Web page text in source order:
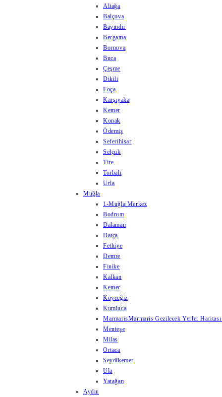
Aliağa
Balçova
Bayındır
Bergama
Bornova
Buca
Çeşme
Dikili
Foça
Karşıyaka
Kemer
Konak
Ödemiş
Seferihisar
Selçuk
Tire
Torbalı
Urla
Muğla
1-Muğla Merkez
Bodrum
Dalaman
Datça
Fethiye
Demre
Finike
Kalkan
Kemer
Köyceğiz
Kumluca
MarmarisMarmaris Gezilecek Yerler
Menteşe
Milas
Ortaca
Seydikemer
Ula
Yatağan
Aydın